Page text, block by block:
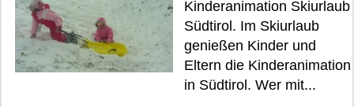
Kinderanimation Skiurlaub
Südtirol. Im Skiurlaub
genießen Kinder und
Eltern die Kinderanimation
in Südtirol. Wer mit...